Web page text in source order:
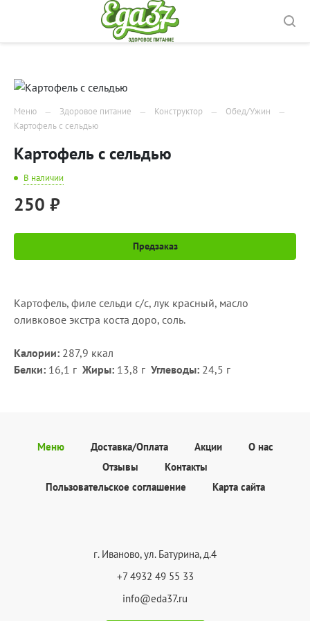
Меню Здоровое питание Конструктор
Обед/Ужин
Картофель с сельдью
Картофель с сельдью
В наличии
250 ₽
Предзаказ
Картофель, филе сельди с/с, лук красный, масло
оливковое экстра коста доро, соль.
Калории: 287,9 ккал
Белки: 16,1 г Жиры: 13,8 г Углеводы: 24,5 г
Меню Доставка/Оплата Акции
О нас
Отзывы
Контакты
Пользовательское соглашение
Карта сайта
г. Иваново, ул. Батурина, д.4
+7 4932 49 55 33
info@eda37.ru